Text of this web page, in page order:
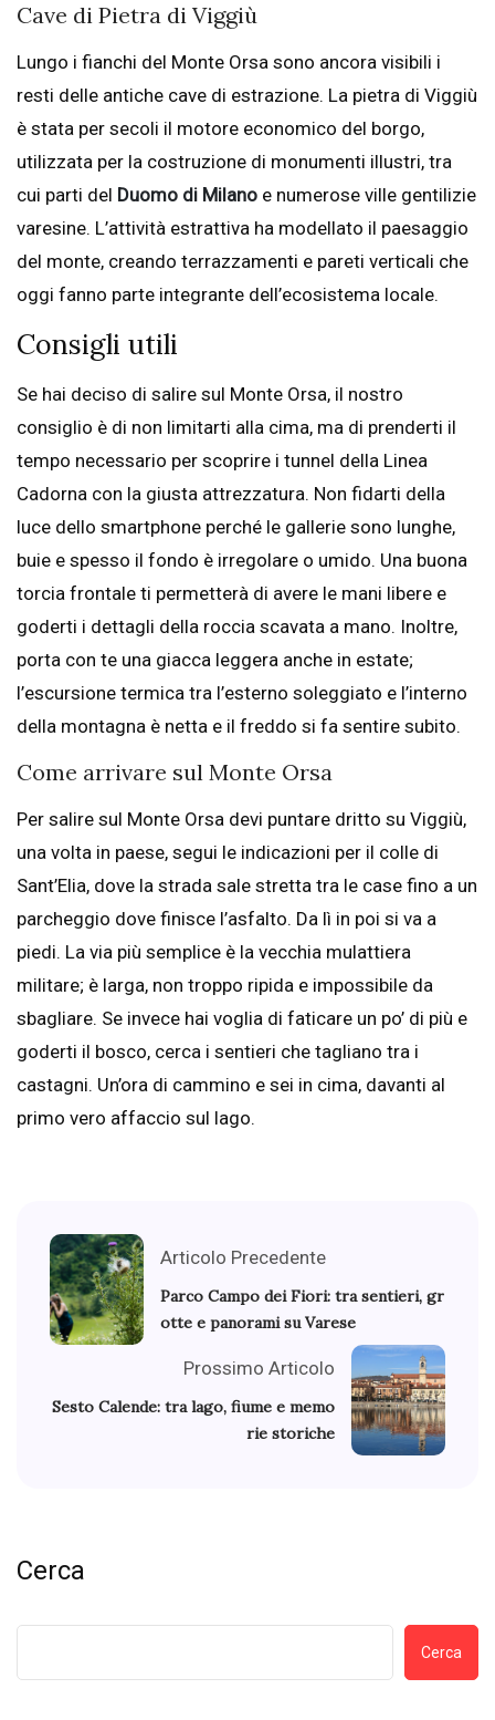
Cave di Pietra di Viggiù
Lungo i fianchi del Monte Orsa sono ancora visibili i
resti delle antiche cave di estrazione. La pietra di Viggiù
è stata per secoli il motore economico del borgo,
utilizzata per la costruzione di monumenti illustri, tra
cui parti del Duomo di Milano e numerose ville gentilizie
varesine. L’attività estrattiva ha modellato il paesaggio
del monte, creando terrazzamenti e pareti verticali che
oggi fanno parte integrante dell’ecosistema locale.
Consigli utili
Se hai deciso di salire sul Monte Orsa, il nostro
consiglio è di non limitarti alla cima, ma di prenderti il
tempo necessario per scoprire i tunnel della Linea
Cadorna con la giusta attrezzatura. Non fidarti della
luce dello smartphone perché le gallerie sono lunghe,
buie e spesso il fondo è irregolare o umido. Una buona
torcia frontale ti permetterà di avere le mani libere e
goderti i dettagli della roccia scavata a mano. Inoltre,
porta con te una giacca leggera anche in estate;
l’escursione termica tra l’esterno soleggiato e l’interno
della montagna è netta e il freddo si fa sentire subito.
Come arrivare sul Monte Orsa
Per salire sul Monte Orsa devi puntare dritto su Viggiù,
una volta in paese, segui le indicazioni per il colle di
Sant’Elia, dove la strada sale stretta tra le case fino a un
parcheggio dove finisce l’asfalto. Da lì in poi si va a
piedi. La via più semplice è la vecchia mulattiera
militare; è larga, non troppo ripida e impossibile da
sbagliare. Se invece hai voglia di faticare un po’ di più e
goderti il bosco, cerca i sentieri che tagliano tra i
castagni. Un’ora di cammino e sei in cima, davanti al
primo vero affaccio sul lago.
Articolo Precedente
Parco Campo dei Fiori: tra sentieri, gr
otte e panorami su Varese
Prossimo Articolo
Sesto Calende: tra lago, fiume e memo
rie storiche
Cerca
Cerca